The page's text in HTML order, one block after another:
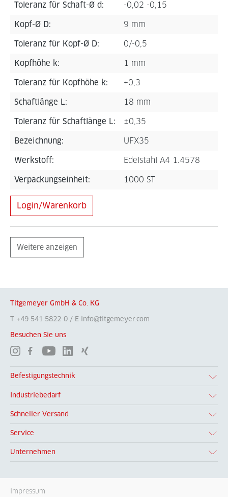
Toleranz für Schaft-Ø d: -0,02 -0,15
Kopf-Ø D: 9 mm
Toleranz für Kopf-Ø D: 0/-0,5
Kopfhöhe k: 1 mm
Toleranz für Kopfhöhe k: +0,3
Schaftlänge L: 18 mm
Toleranz für Schaftlänge L: ±0,35
Bezeichnung: UFX35
Werkstoff: Edelstahl A4 1.4578
Verpackungseinheit: 1000 ST
Login/Warenkorb
Weitere anzeigen
Titgemeyer GmbH & Co. KG
T +49 541 5822-0 / E info@titgemeyer.com
Besuchen Sie uns
Befestigungstechnik
Industriebedarf
Schneller Versand
Service
Unternehmen
Impressum